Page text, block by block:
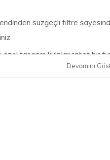
süzgeçli filtre
özel tasarım kulplar rahat bir
Devamını